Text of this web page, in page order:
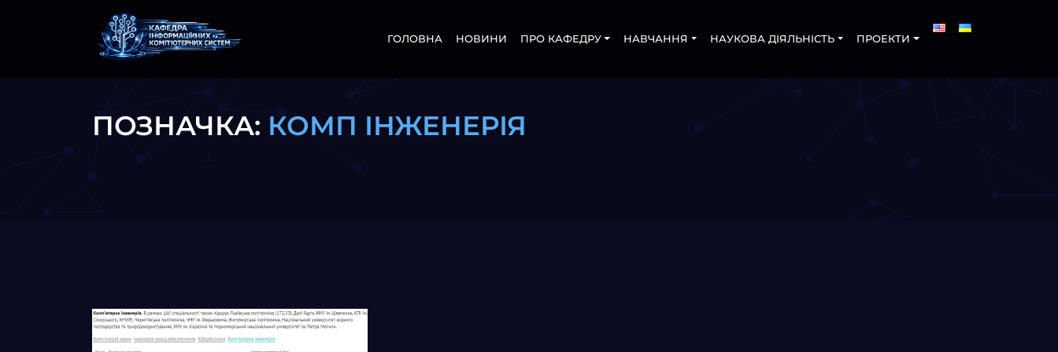
ГОЛОВНА НОВИНИ ПРО КАФЕДРУ НАВЧАННЯ НАУКОВА ДІЯЛЬНІСТЬ ПРОЕКТИ
ПОЗНАЧКА: КОМП ІНЖЕНЕРІЯ